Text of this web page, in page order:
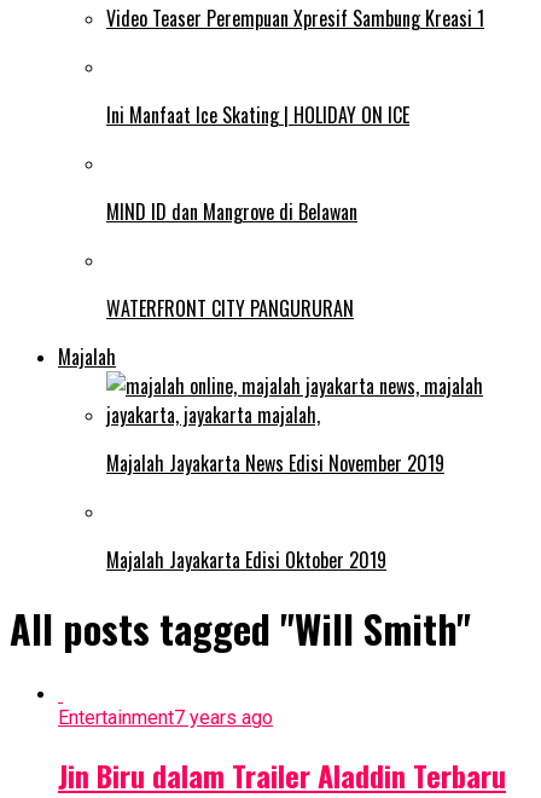
Video Teaser Perempuan Xpresif Sambung Kreasi 1
Ini Manfaat Ice Skating | HOLIDAY ON ICE
MIND ID dan Mangrove di Belawan
WATERFRONT CITY PANGURURAN
Majalah
Majalah Jayakarta News Edisi November 2019
Majalah Jayakarta Edisi Oktober 2019
All posts tagged "Will Smith"
Entertainment7 years ago
Jin Biru dalam Trailer Aladdin Terbaru